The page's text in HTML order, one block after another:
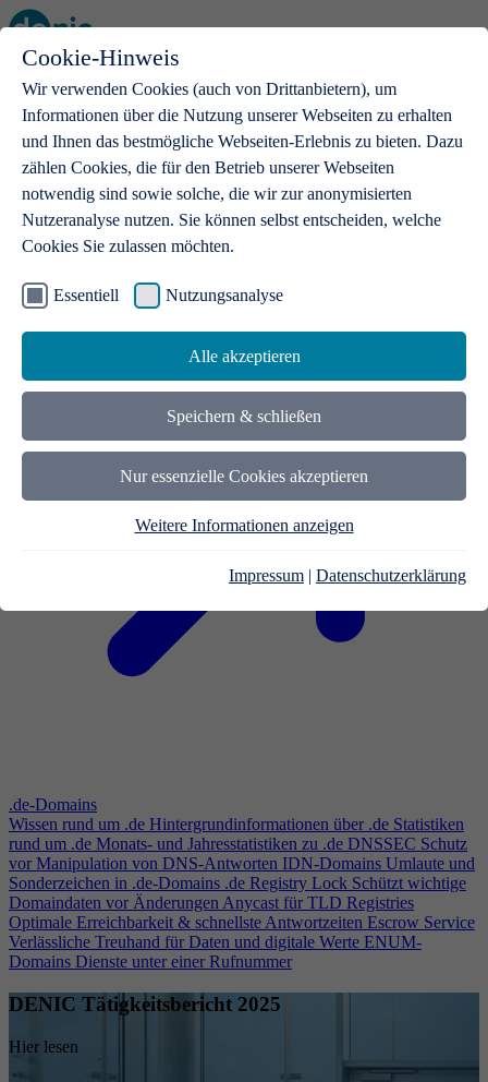
Cookie-Hinweis
Wir verwenden Cookies (auch von Drittanbietern), um
Informationen über die Nutzung unserer Webseiten zu erhalten
und Ihnen das bestmögliche Webseiten-Erlebnis zu bieten. Dazu
zählen Cookies, die für den Betrieb unserer Webseiten
notwendig sind sowie solche, die wir zur anonymisierten
Nutzeranalyse nutzen. Sie können selbst entscheiden, welche
Cookies Sie zulassen möchten.
Essentiell Nutzungsanalyse
Alle akzeptieren
Speichern & schließen
Nur essenzielle Cookies akzeptieren
Weitere Informationen anzeigen
Impressum | Datenschutzerklärung
Open main menu
.de-Domains
Mit einer .de-Domain erhalten Ideen eine Bühne
.de-Domains
Wissen rund um .de Hintergrundinformationen über .de Statistiken
rund um .de Monats- und Jahresstatistiken zu .de DNSSEC Schutz
vor Manipulation von DNS-Antworten IDN-Domains Umlaute und
Sonderzeichen in .de-Domains .de Registry Lock Schützt wichtige
Domaindaten vor ÄnderungenAnycast für TLD Registries
Optimale Erreichbarkeit & schnellste Antwortzeiten Escrow Service
Verlässliche Treuhand für Daten und digitale Werte ENUM-
Domains Dienste unter einer Rufnummer
DENIC Tätigkeitsbericht 2025
Hier lesen